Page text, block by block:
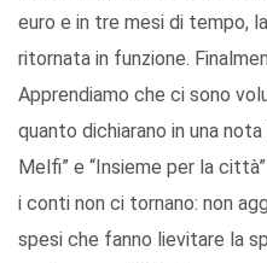
euro e in tre mesi di tempo,
ritornata in funzione.
Apprendiamo che ci sono
quanto dichiarano in una
Melfi” e “Insieme per la
i conti non ci tornano: non
spesi che fanno lievitare la